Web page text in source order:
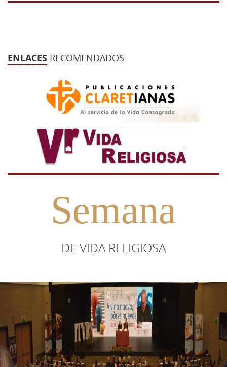
ENLACES RECOMENDADOS
Semana
DE VIDA RELIGIOSA